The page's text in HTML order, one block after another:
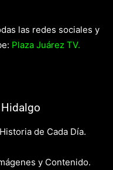
las redes sociales y
Plaza Juárez TV.
de Cada Día.
y Contenido.